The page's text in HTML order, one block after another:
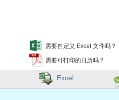
需要自定义 Excel 文件吗？
需要可打印的日历吗？
Excel